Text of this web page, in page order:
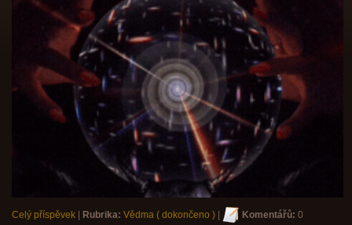
Celý příspěvek Rubrika: Vědma ( dokončeno ) Komentářů: 0